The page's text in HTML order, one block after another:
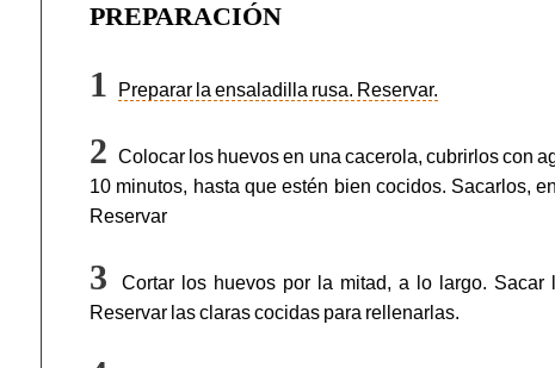
PREPARACIÓN
Preparar la ensaladilla rusa. Reservar.
Colocar los huevos en una cacerola, cubrirlos con
10 minutos, hasta que estén bien cocidos. Sacarlos,
Reservar
Cortar los huevos por la mitad, a lo largo. Sacar
Reservar las claras cocidas para rellenarlas.